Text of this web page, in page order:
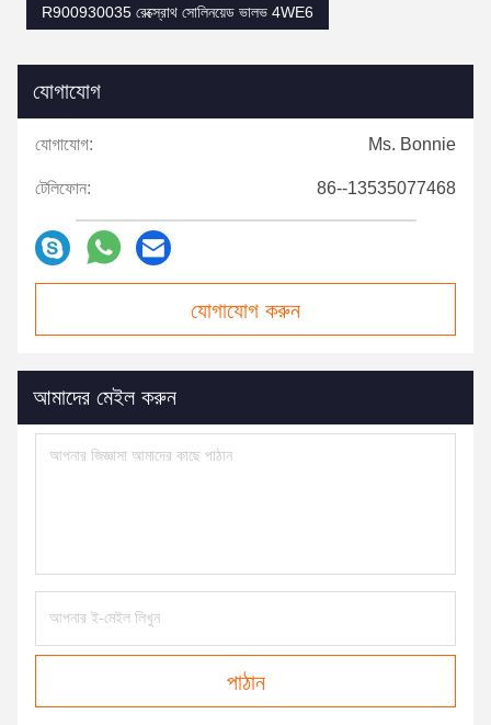
R900930035 রেক্স্রোথ সোলিনয়েড ভালভ 4WE6
যোগাযোগ
যোগাযোগ: Ms. Bonnie
টেলিফোন: 86--13535077468
যোগাযোগ করুন
আমাদের মেইল ​​করুন
পাঠান